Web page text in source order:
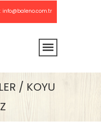
info@baleno.com.tr
/ KOYU